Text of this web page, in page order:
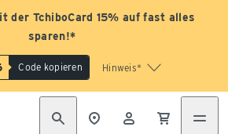
der TchiboCard 15% auf fast alles
sparen!*
Code kopieren Hinweis*